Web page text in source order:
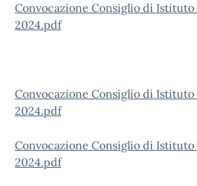
Convocazione Consiglio di
2024.pdf
Convocazione Consiglio di
2024.pdf
Convocazione Consiglio di Istituto
2024.pdf